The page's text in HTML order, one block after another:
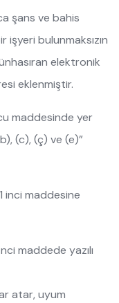
şans ve bahis
işyeri bulunmaksızın
elektronik
eklenmiştir.
maddesinde yer
(c), (ç) ve (e)”
inci maddesine
maddede yazılı
atar, uyum